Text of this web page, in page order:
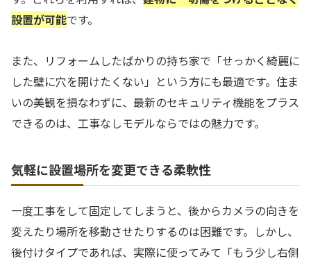
設置が可能です。
また、リフォームしたばかりの持ち家で「せっかく綺麗に
した壁に穴を開けたくない」という方にも最適です。住ま
いの美観を損なわずに、最新のセキュリティ機能をプラス
できるのは、工事なしモデルならではの魅力です。
気軽に設置場所を変更できる柔軟性
一度工事をして固定してしまうと、後からカメラの向きを
変えたり場所を移動させたりするのは困難です。しかし、
後付けタイプであれば、実際に使ってみて「もう少し右側